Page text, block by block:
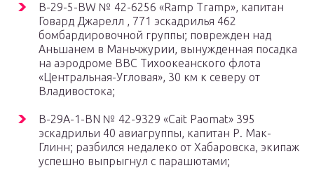
B-29-5-BW № 42-6256 «Ramp Tramp», капитан
Говард Джарелл , 771 эскадрилья 462
бомбардировочной группы; поврежден над
Аньшанем в Маньчжурии, вынужденная посадка
на аэродроме ВВС Тихоокеанского флота
«Центральная-Угловая», 30 км к северу от
Владивостока;
B-29A-1-BN № 42-9329 «Cait Paomat» 395
эскадрильи 40 авиагруппы, капитан Р. Мак-
Глинн; разбился недалеко от Хабаровска, экипаж
успешно выпрыгнул с парашютами;